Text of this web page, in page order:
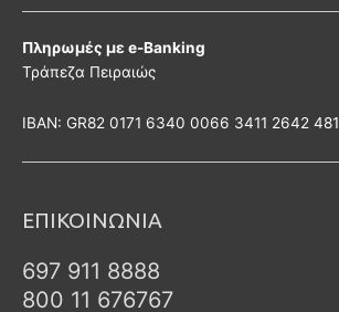
Πληρωμές με e-Banking
Τράπεζα Πειραιώς
ΙΒΑΝ: GR82 0171 6340 0066 3411 2642 481
ΕΠΙΚΟΙΝΩΝΙΑ
697 911 8888
800 11 676767